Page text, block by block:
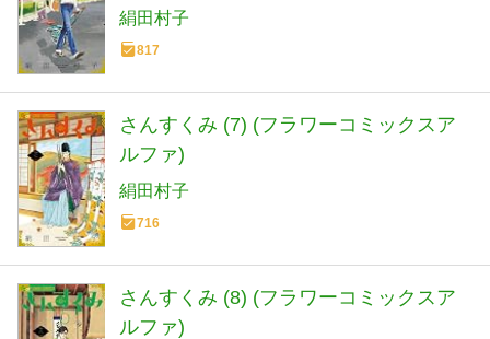
絹田村子
817
さんすくみ (7) (フラワーコミックスア
ルファ)
絹田村子
716
さんすくみ (8) (フラワーコミックスア
ルファ)